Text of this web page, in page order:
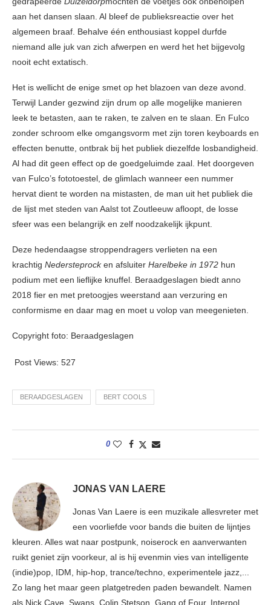
aan het dansen slaan. Al bleef de publieksreactie over het
algemeen braaf. Behalve één enthousiast koppel durfde
niemand alle juk van zich afwerpen en werd het het bijgevolg
nooit echt extatisch.
Het is wellicht de enige smet op het blazoen van deze avond.
Terwijl Lander gezwind zijn drum op alle mogelijke manieren
leek te betasten, aan te raken, te zalven en te slaan. En Fulco
zonder schroom elke omgangsvorm met zijn toren keyboards en
effecten benutte, ontbrak bij het publiek diezelfde losbandigheid.
Al had dit geen effect op de goedgeluimde zaal. Het doorgeven
van Fulco’s fototoestel, de glimlach wanneer een nummer
hervat dient te worden na mistasten, de man uit het publiek die
de lijst met steden van Aalst tot Zoutleeuw afloopt, de losse
sfeer was een belangrijk en zelf noodzakelijk ijkpunt.
Deze hedendaagse stroppendragers verlieten na een
krachtig Nedersteprocken afsluiter Harelbeke in 1972 hun
podium met een lieflijke knuffel. Beraadgeslagen biedt anno
2018 fier en met pretoogjes weerstand aan verzuring en
conformisme en daar mag en moet u volop van meegenieten.
Copyright foto: Beraadgeslagen
Post Views: 527
BERAADGESLAGEN BERT COOLS
0
JONAS VAN LAERE
Jonas Van Laere is een muzikale allesvreter met
een voorliefde voor bands die buiten de lijntjes
kleuren. Alles wat naar postpunk, noiserock en aanverwanten
ruikt geniet zijn voorkeur, al is hij evenmin vies van intelligente
(indie)pop, IDM, hip-hop, trance/techno, experimentele jazz,...
Zo lang het maar geen platgetreden paden bewandelt. Namen
als Nick Cave, Swans, Colin Stetson, Gang of Four, Interpol,